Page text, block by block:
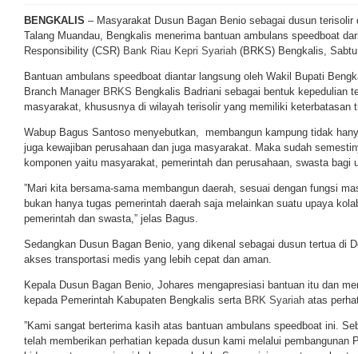
BENGKALIS – Masyarakat Dusun Bagan Benio sebagai dusun
Talang Muandau, Bengkalis menerima bantuan ambulans speedboat
Responsibility (CSR) Bank Riau Kepri Syariah (BRKS) Bengkalis,
Bantuan ambulans speedboat diantar langsung oleh Wakil Bupati
Branch Manager BRKS Bengkalis Badriani sebagai bentuk kepedulian
masyarakat, khususnya di wilayah terisolir yang memiliki keterbatasan
Wabup Bagus Santoso menyebutkan, membangun kampung tidak
juga kewajiban perusahaan dan juga masyarakat. Maka sudah
komponen yaitu masyarakat, pemerintah dan perusahaan, swasta bagi
”Mari kita bersama-sama membangun daerah, sesuai dengan fungsi
bukan hanya tugas pemerintah daerah saja melainkan suatu upaya
pemerintah dan swasta,” jelas Bagus.
Sedangkan Dusun Bagan Benio, yang dikenal sebagai dusun tertua di
akses transportasi medis yang lebih cepat dan aman.
Kepala Dusun Bagan Benio, Johares mengapresiasi bantuan itu dan
kepada Pemerintah Kabupaten Bengkalis serta BRK Syariah atas
”Kami sangat berterima kasih atas bantuan ambulans speedboat ini.
telah memberikan perhatian kepada dusun kami melalui pembangunan